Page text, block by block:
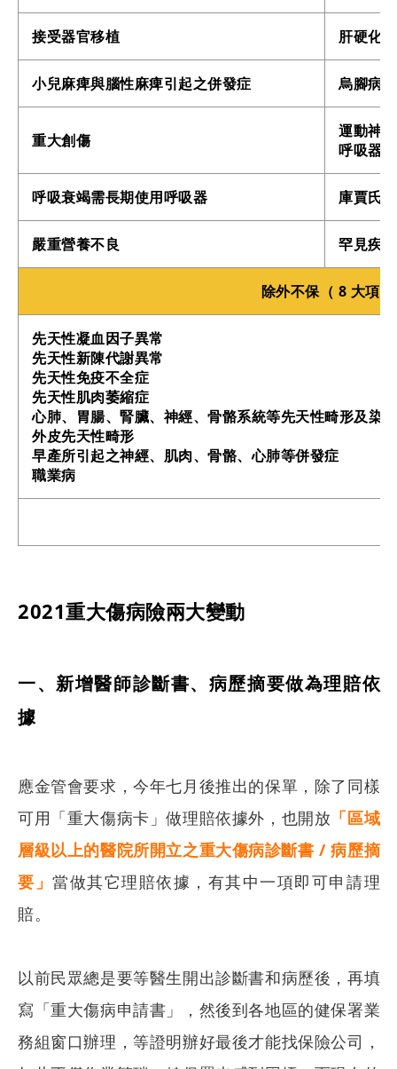
接受器官移植 肝硬化
小兒麻痺與腦性麻痺引起之併發症 烏腳病
重大創傷
運動神
呼吸器
呼吸衰竭需長期使用呼吸器 庫賈氏
嚴重營養不良 罕見疾
除外不保（ 8 大項）
先天性凝血因子異常
先天性新陳代謝異常
先天性免疫不全症
先天性肌肉萎縮症
心肺、胃腸、腎臟、神經、骨骼系統等先天性畸形及染
外皮先天性畸形
早產所引起之神經、肌肉、骨骼、心肺等併發症
職業病
2021重大傷病險兩大變動
一、新增醫師診斷書、病歷摘要做為理賠依
據
應金管會要求，今年七月後推出的保單，除了同樣
可用「重大傷病卡」做理賠依據外，也開放 「區域
層級以上的醫院所開立之重大傷病診斷書 / 病歷摘
要」當做其它理賠依據，有其中一項即可申請理
賠。
以前民眾總是要等醫生開出診斷書和病歷後，再填
寫「重大傷病申請書」，然後到各地區的健保署業
務組窗口辦理，等證明辦好最後才能找保險公司，